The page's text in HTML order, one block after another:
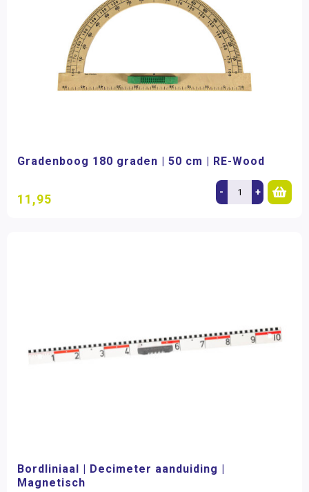
Gradenboog 180 graden | 50 cm | RE-Wood
11,95 - +
Bordliniaal | Decimeter aanduiding |
Magnetisch